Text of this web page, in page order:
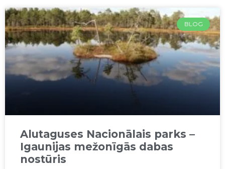
BLOG
Alutaguses Nacionālais parks –
Igaunijas mežonīgās dabas
nostūris